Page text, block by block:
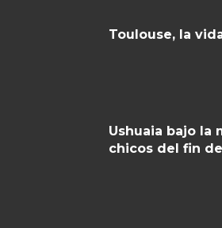
Toulouse, la
Ushuaia bajo la
chicos del fin